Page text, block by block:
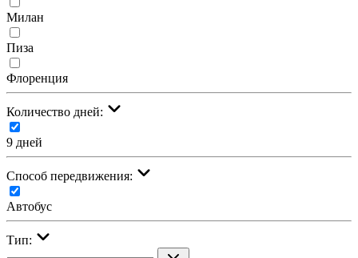
Милан
Пиза
Флоренция
Количество дней:
9 дней
Cпособ передвижения:
Автобус
Тип: